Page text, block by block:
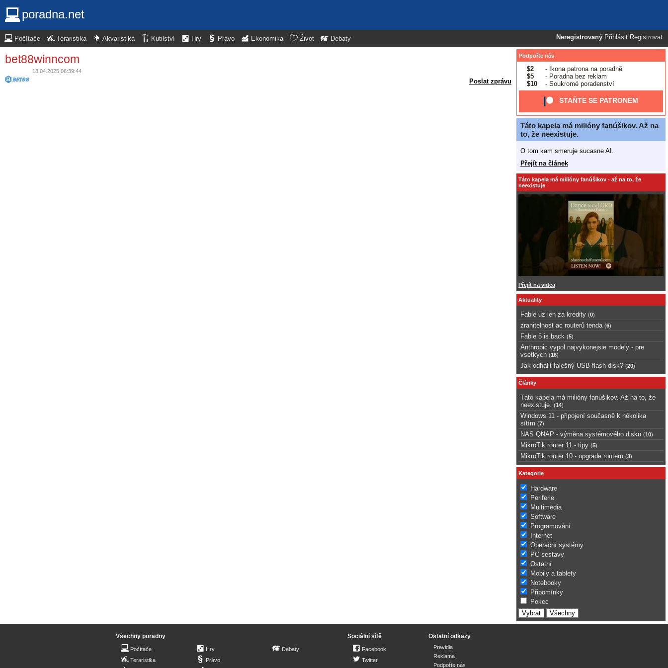
poradna.net
Neregistrovaný Přihlásit Registrovat
Počítače Teraristika Akvaristika Kutilství Hry Právo Ekonomika Život Debaty
bet88winncom
18.04.2025 06:39:44
Poslat zprávu
Podpořte nás
$2
- Ikona patrona na poradně
$5
- Poradna bez reklam
$10
- Soukromé poradenství
STAŇTE SE PATRONEM
Táto kapela má milióny fanúšikov. Až na
to, že neexistuje.
O tom kam smeruje sucasne AI.
Přejít na článek
Táto kapela má milióny fanúšikov - až na to, že
neexistuje
Přejít na videa
Aktuality
Fable uz len za kredity (0)
zranitelnost ac routerů tenda (6)
Fable 5 is back (5)
Anthropic vypol najvykonejsie modely - pre
vsetkych (16)
Jak odhalit falešný USB flash disk? (20)
Články
Táto kapela má milióny fanúšikov. Až na to, že
neexistuje.
(14)
Windows 11 - připojení současně k několika
sítím (7)
NAS QNAP - výměna systémového disku (10)
MikroTik router 11 - tipy (5)
MikroTik router 10 - upgrade routeru (3)
Kategorie
Hardware
Periferie
Multimédia
Software
Programování
Internet
Operační systémy
PC sestavy
Ostatní
Mobily a tablety
Notebooky
Připomínky
Pokec
Všechny poradny
Počítače
Teraristika
Hry
Právo
Debaty
Sociální sítě
Facebook
Twitter
Ostatní odkazy
Pravidla
Reklama
Podpořte nás